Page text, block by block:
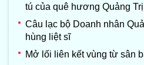
tú của quê hương Quảng Trị
Câu lạc bộ Doanh nhân
hùng liệt sĩ
Mở lối liên kết vùng từ sân